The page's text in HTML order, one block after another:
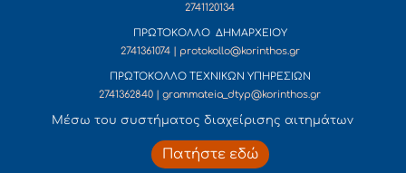
2741120134
ΠΡΩΤΟΚΟΛΛΟ ΔΗΜΑΡΧΕΙΟΥ
2741361074 | protokollo@korinthos.gr
ΠΡΩΤΟΚΟΛΛΟ ΤΕΧΝΙΚΩΝ ΥΠΗΡΕΣΙΩΝ
2741362840 | grammateia_dtyp@korinthos.gr
Mέσω του συστήματος διαχείρισης αιτημάτων
Πατήστε εδώ